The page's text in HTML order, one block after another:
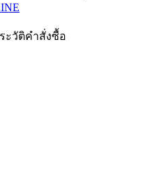
ะวัติคำสั่งซื้อ